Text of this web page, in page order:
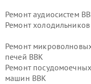
Ремонт аудиосистем
Ремонт холодильников
Ремонт
печей BBK
Ремонт посудомоечных
машин BBK